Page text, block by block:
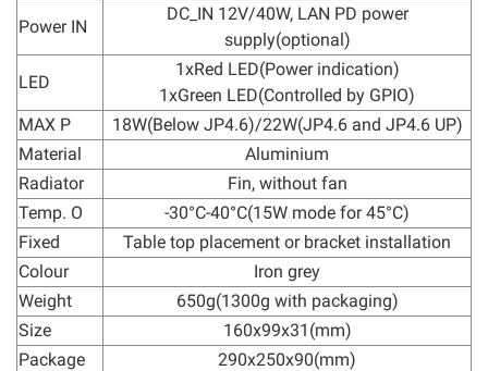
Power IN
DC_IN 12V/40W, LAN PD power
supply(optional)
LED
1xRed LED(Power indication)
1xGreen LED(Controlled by GPIO)
MAX P
18W(Below JP4.6)/22W(JP4.6 and JP4.6 UP)
Material
Aluminium
Radiator
Fin, without fan
Temp. O
-30°C-40°C(15W mode for 45°C)
Fixed
Table top placement or bracket installation
Colour
Iron grey
Weight
650g(1300g with packaging)
Size
160x99x31(mm)
Package
290x250x90(mm)